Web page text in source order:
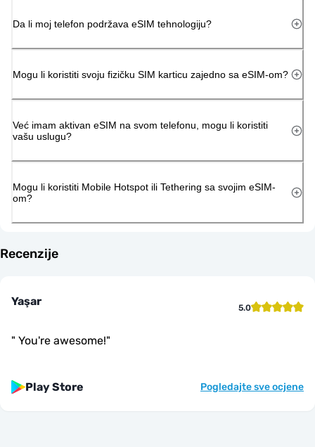
Da li moj telefon podržava eSIM tehnologiju?
Mogu li koristiti svoju fizičku SIM karticu zajedno sa eSIM-om?
Već imam aktivan eSIM na svom telefonu, mogu li koristiti
vašu uslugu?
Mogu li koristiti Mobile Hotspot ili Tethering sa svojim eSIM-
om?
Recenzije
Yaşar 5.0
" You're awesome!"
Play Store Pogledajte sve ocjene